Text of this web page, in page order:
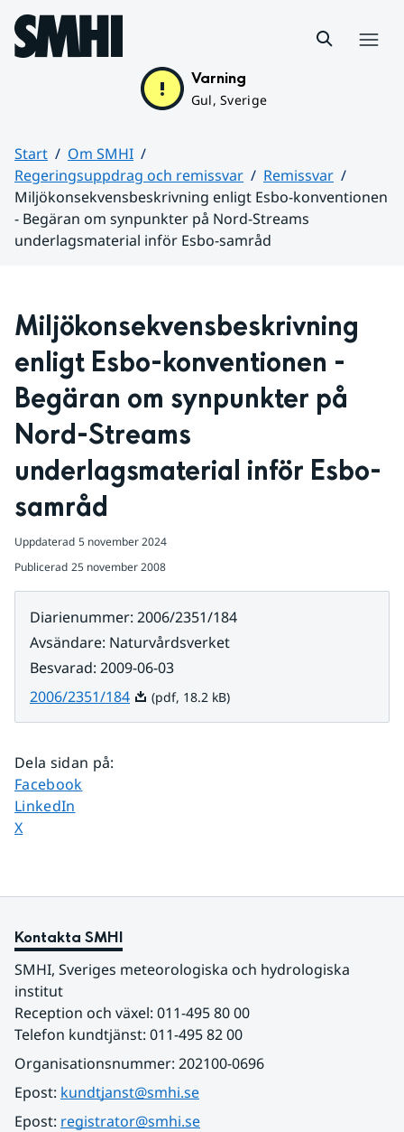
Hoppa till sidans innehåll
Varning
Gul, Sverige
Start
Om SMHI
Regeringsuppdrag och remissvar
Remissvar
Miljökonsekvensbeskrivning enligt Esbo-konventionen
- Begäran om synpunkter på Nord-Streams
underlagsmaterial inför Esbo-samråd
Miljökonsekvensbeskrivning
enligt Esbo-konventionen -
Begäran om synpunkter på
Nord-Streams
underlagsmaterial inför Esbo-
samråd
Uppdaterad 5 november 2024
Publicerad 25 november 2008
Diarienummer: 2006/2351/184
Avsändare: Naturvårdsverket
Besvarad: 2009-06-03
2006/2351/184Pdf, 18.2 kB.
(pdf, 18.2 kB)
Dela sidan på:
Dela sidan på
Facebook
Dela sidan på
LinkedIn
Dela sidan på
X
Kontakta SMHI
SMHI, Sveriges meteorologiska och hydrologiska
institut
Reception och växel: 011-495 80 00
Telefon kundtjänst: 011-495 82 00
Organisationsnummer: 202100-0696
Epost: kundtjanst@smhi.se
Epost: registrator@smhi.se